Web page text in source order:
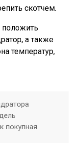
скотчем.
положить
а также
температур,
покупная